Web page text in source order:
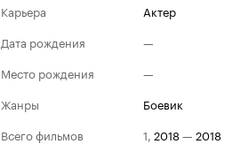
Карьера
Актер
Дата рождения
—
Место рождения
—
Жанры
боевик
Всего фильмов
1, 2018— 2018